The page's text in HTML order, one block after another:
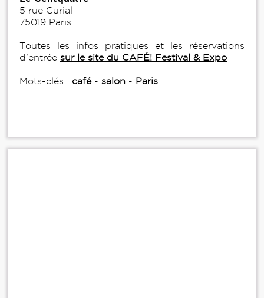
5 rue Curial
75019 Paris
Toutes les infos pratiques et les réservations
d’entrée sur le site du CAFÉ! Festival & Expo
Mots-clés : café- salon - Paris